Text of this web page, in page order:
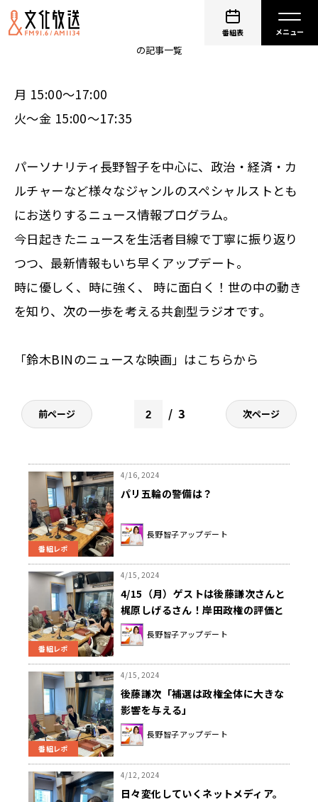
番組表
長野智子アップデート
の記事一覧
月 15:00～17:00
火～金 15:00～17:35
パーソナリティ長野智子を中心に、政治・経済・カ
ルチャーなど様々なジャンルのスペシャルストとも
にお送りするニュース情報プログラム。
今日起きたニュースを生活者目線で丁寧に振り返り
つつ、最新情報もいち早くアップデート。
時に優しく、時に強く、 時に面白く！世の中の動き
を知り、次の一歩を考える共創型ラジオです。
「鈴木BINのニュースな映画」はこちらから
前ページ 3 次ページ
番組レポ
4/16, 2024
パリ五輪の警備は？
長野智子アップデート
番組レポ
4/15, 2024
4/15（月）ゲストは後藤謙次さんと
梶原しげるさん！岸田政権の評価と
今後について深掘り！！
長野智子アップデート
番組レポ
4/15, 2024
後藤謙次「補選は政権全体に大きな
影響を与える」
長野智子アップデート
4/12, 2024
日々変化していくネットメディア。